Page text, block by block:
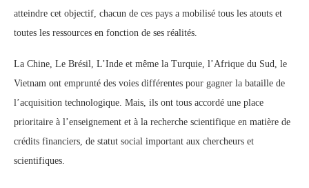
atteindre cet objectif, chacun de ces pays a mobilisé tous les atouts et
toutes les ressources en fonction de ses réalités.
La Chine, Le Brésil, L’Inde et même la Turquie, l’Afrique du Sud, le
Vietnam ont emprunté des voies différentes pour gagner la bataille de
l’acquisition technologique. Mais, ils ont tous accordé une place
prioritaire à l’enseignement et à la recherche scientifique en matière de
crédits financiers, de statut social important aux chercheurs et
scientifiques.